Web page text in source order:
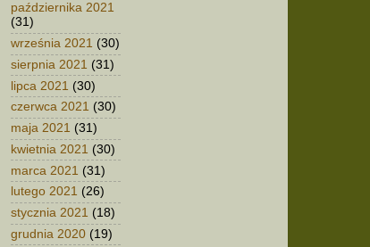
października 2021
(31)
września 2021 (30)
sierpnia 2021 (31)
lipca 2021 (30)
czerwca 2021 (30)
maja 2021 (31)
kwietnia 2021 (30)
marca 2021 (31)
lutego 2021 (26)
stycznia 2021 (18)
grudnia 2020 (19)